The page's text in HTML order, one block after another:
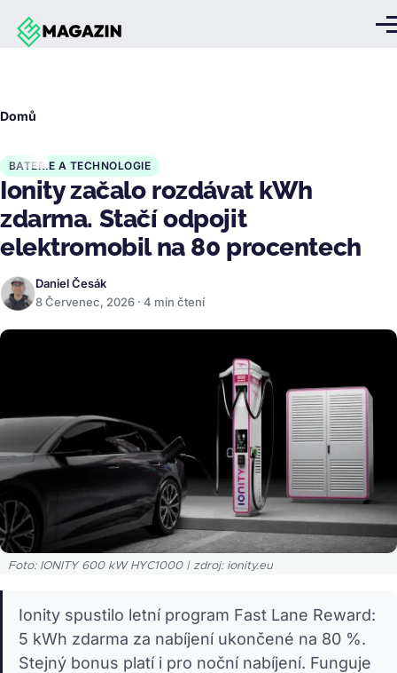
Přejít k hlavnímu obsahu
Domů
BATERIE A TECHNOLOGIE
Ionity začalo rozdávat kWh
zdarma. Stačí odpojit
elektromobil na 80 procentech
Daniel Česák
8 Červenec, 2026 · 4 min čtení
Foto: IONITY 600 kW HYC1000 | zdroj: ionity.eu
Ionity spustilo letní program Fast Lane Reward:
5 kWh zdarma za nabíjení ukončené na 80 %.
Stejný bonus platí i pro noční nabíjení. Funguje